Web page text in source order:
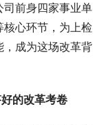
司前身四家事业单
心环节，为上检
成为这场改革背
的改革考卷